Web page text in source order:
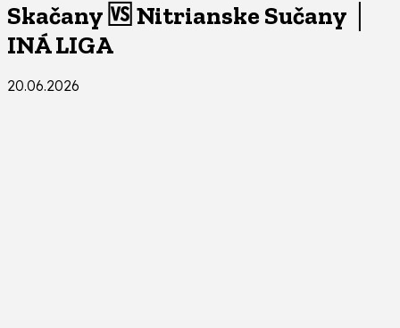
Skačany 🆚 Nitrianske Sučany │
INÁ LIGA
20.06.2026